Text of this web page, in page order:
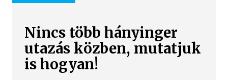
Nincs több hányinger
utazás közben, mutatjuk
is hogyan!